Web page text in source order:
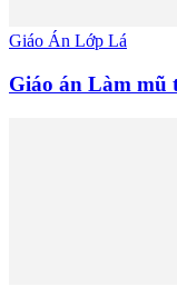
Giáo Án Lớp Lá
Giáo án Làm mũ